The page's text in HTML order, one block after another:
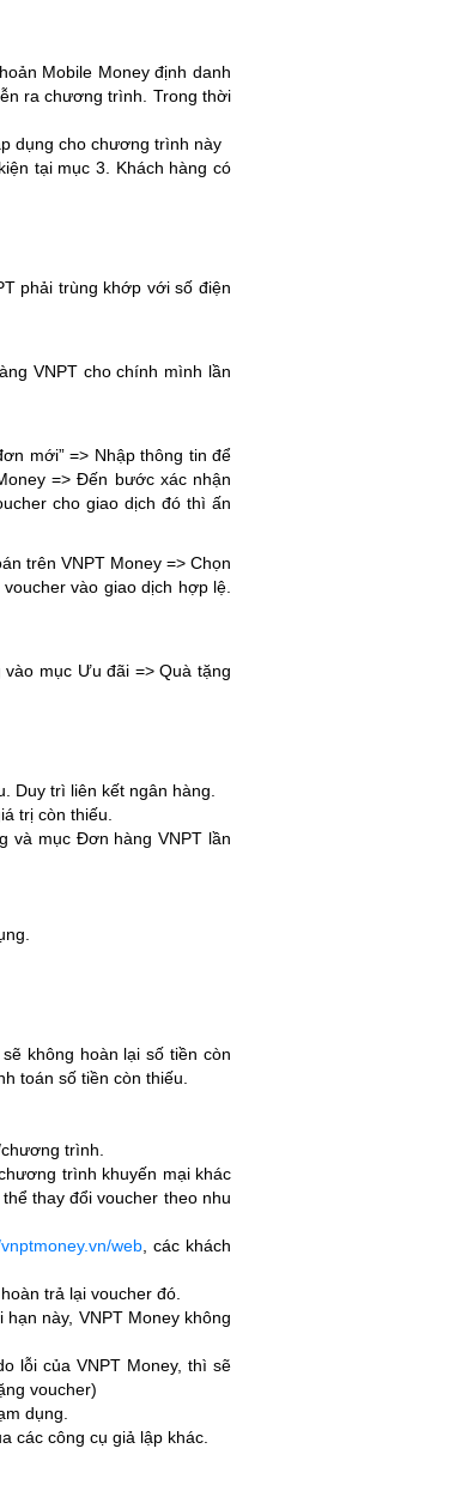
Mobile Money định danh
ra chương trình. Trong thời
dụng cho chương trình này
tại mục 3. Khách hàng có
phải trùng khớp với số điện
VNPT cho chính mình lần
mới” => Nhập thông tin để
=> Đến bước xác nhận
cho giao dịch đó thì ấn
trên VNPT Money => Chọn
vào giao dịch hợp lệ.
mục Ưu đãi => Quà tặng
Duy trì liên kết ngân hàng.
trị còn thiếu.
và mục Đơn hàng VNPT lần
không hoàn lại số tiền còn
toán số tiền còn thiếu.
trình.
trình khuyến mại khác
thay đổi voucher theo nhu
web , các khách
trả lại voucher đó.
này, VNPT Money không
lỗi của VNPT Money, thì sẽ
voucher)
dụng.
các công cụ giả lập khác.